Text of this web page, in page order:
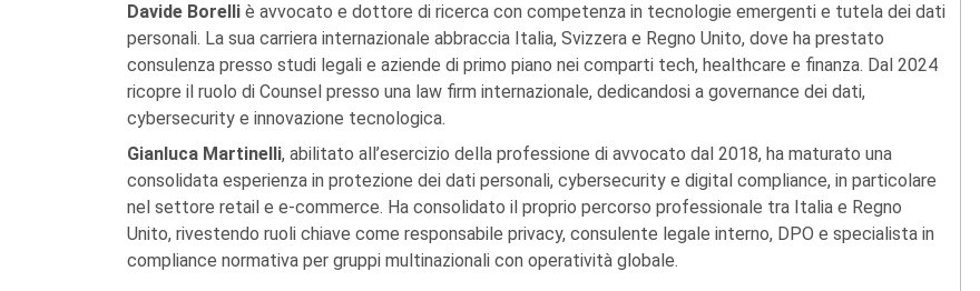
Davide Borelli è avvocato e dottore di ricerca con competenza in tecnologie emergenti e tutela dei dati
personali. La sua carriera internazionale abbraccia Italia, Svizzera e Regno Unito, dove ha prestato
consulenza presso studi legali e aziende di primo piano nei comparti tech, healthcare e finanza. Dal 2024
ricopre il ruolo di Counsel presso una law firm internazionale, dedicandosi a governance dei dati,
cybersecurity e innovazione tecnologica.
Gianluca Martinelli, abilitato all’esercizio della professione di avvocato dal 2018, ha maturato una
consolidata esperienza in protezione dei dati personali, cybersecurity e digital compliance, in particolare
nel settore retail e e-commerce. Ha consolidato il proprio percorso professionale tra Italia e Regno
Unito, rivestendo ruoli chiave come responsabile privacy, consulente legale interno, DPO e specialista in
compliance normativa per gruppi multinazionali con operatività globale.